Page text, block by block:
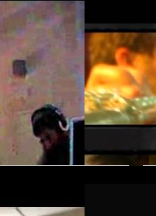
מקום בלב - קליפ